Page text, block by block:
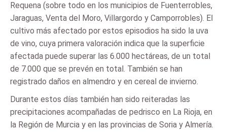
Requena (sobre todo en los municipios de Fuenterrobles,
Jaraguas, Venta del Moro, Villargordo y Camporrobles). El
cultivo más afectado por estos episodios ha sido la uva
de vino, cuya primera valoración indica que la superficie
afectada puede superar las 6.000 hectáreas, de un total
de 7.000 que se prevén en total. También se han
registrado daños en almendro y en cereal de invierno.
Durante estos días también han sido reiteradas las
precipitaciones acompañadas de pedrisco en La Rioja, en
la Región de Murcia y en las provincias de Soria y Almería.